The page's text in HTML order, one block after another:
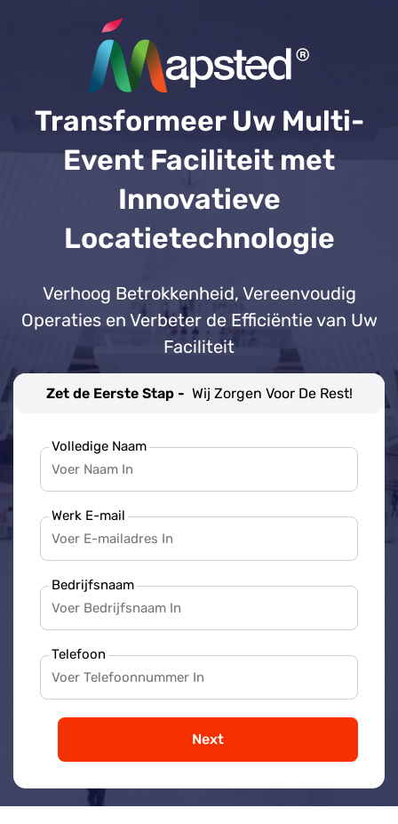
Transformeer Uw Multi-
Event Faciliteit met
Innovatieve
Locatietechnologie
Verhoog Betrokkenheid, Vereenvoudig
Operaties en Verbeter de Efficiëntie van Uw
Faciliteit
Zet de Eerste Stap - Wij Zorgen Voor De Rest!
Volledige Naam
Werk E-mail
Bedrijfsnaam
Telefoon
Next